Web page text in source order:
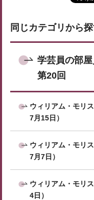
同じカテゴリから
学芸員の部
第20回
ウィリアム・モリ
7月15日）
ウィリアム・モリ
7月7日）
ウィリアム・モリ
4日）